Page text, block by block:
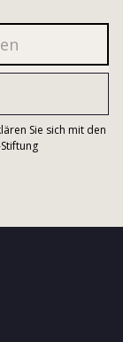
Sie sich mit den